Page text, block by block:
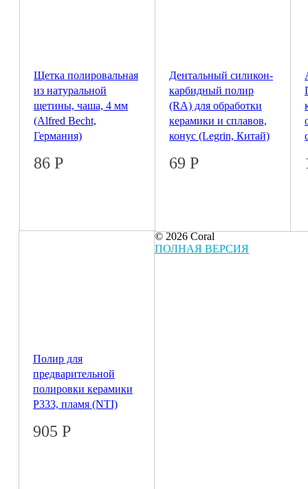
Щетка полировальная
из натуральной
щетины, чаша, 4 мм
(Alfred Becht,
Германия)
86 Р
Дентальный силикон-
карбидный полир
(RA) для обработки
керамики и сплавов,
конус (Legrin, Китай)
69 Р
Полир для
предварительной
полировки керамики
P333, пламя (NTI)
905 Р
© 2026 Coral
ПОЛНАЯ ВЕРСИЯ